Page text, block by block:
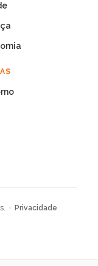
· Privacidade